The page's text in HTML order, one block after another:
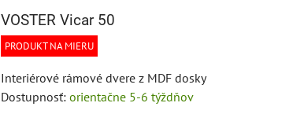
VOSTER Vicar 50
PRODUKT NA MIERU
Interiérové rámové dvere z MDF dosky
Dostupnosť: orientačne 5-6 týždňov